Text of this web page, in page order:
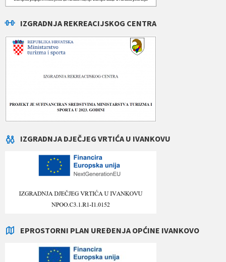
IZGRADNJA REKREACIJSKOG CENTRA
IZGRADNJA DJEČJEG VRTIĆA U IVANKOVU
EPROSTORNI PLAN UREĐENJA OPĆINE IVANKOVO